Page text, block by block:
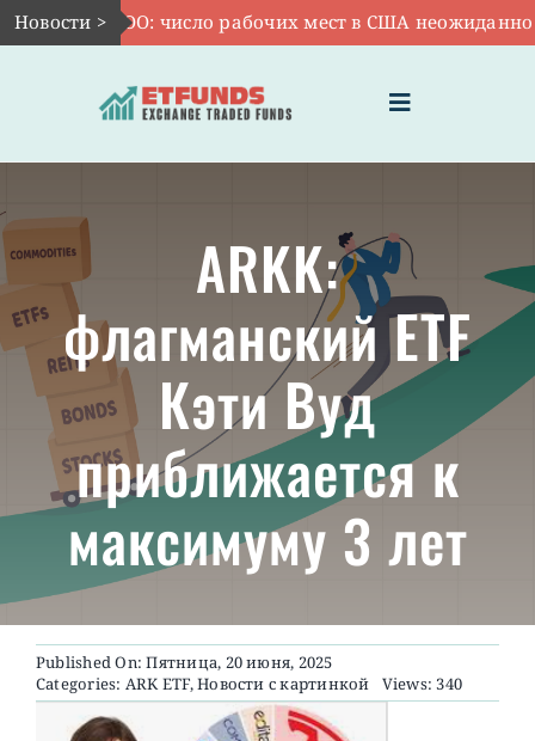
Skip
to
Новости >
7:VOO: число рабочих мест в США неожиданно
Toggle
Navigation
ЧТО ТАКОЕ ETF
ИНВЕСТИЦИИ В ETF
ТЕМАТИЧЕСКИЕ ETF
АКТУАЛЬНЫЕ
О ПРОЕКТЕ
ARKK:
флагманский ETF
Кэти Вуд
приближается к
максимуму 3 лет
Published On: Пятница, 20 июня, 2025
Categories: ARK ETF,Новости с картинкой Views: 340